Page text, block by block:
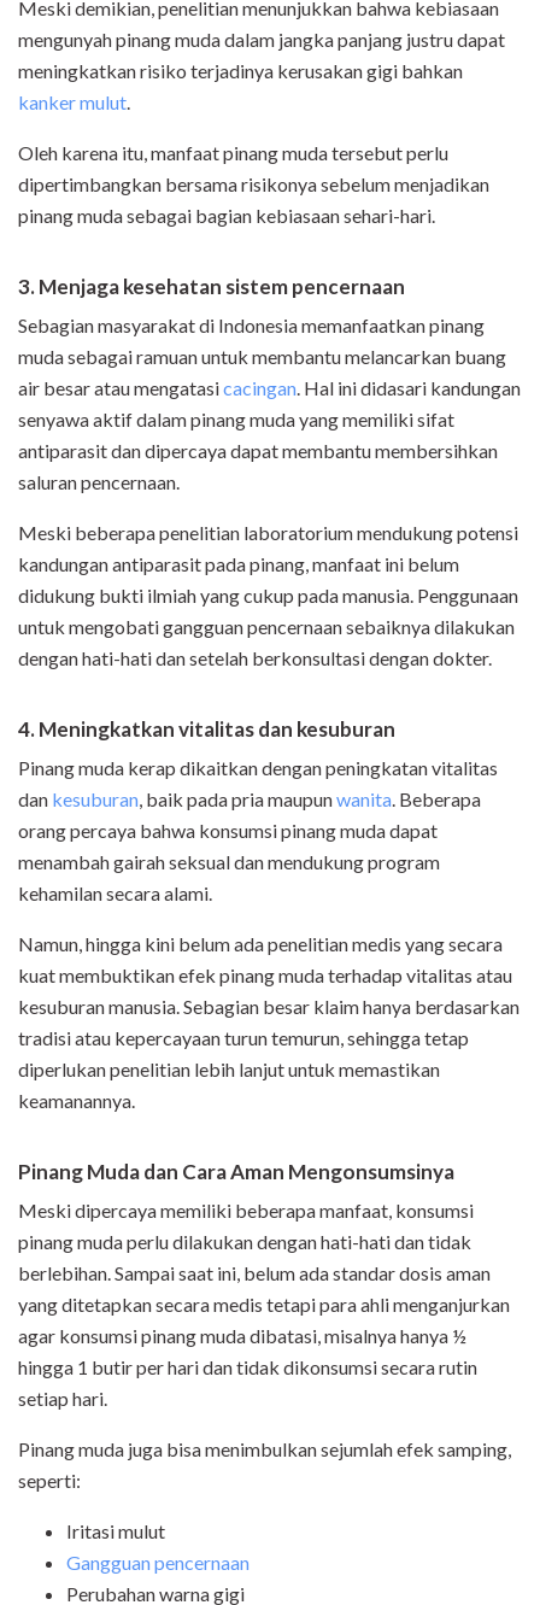
Meski demikian, penelitian menunjukkan bahwa kebiasaan
mengunyah pinang muda dalam jangka panjang justru dapat
meningkatkan risiko terjadinya kerusakan gigi bahkan
kanker mulut.
Oleh karena itu, manfaat pinang muda tersebut perlu
dipertimbangkan bersama risikonya sebelum menjadikan
pinang muda sebagai bagian kebiasaan sehari-hari.
3. Menjaga kesehatan sistem pencernaan
Sebagian masyarakat di Indonesia memanfaatkan pinang
muda sebagai ramuan untuk membantu melancarkan buang
air besar atau mengatasicacingan. Hal ini didasari kandungan
senyawa aktif dalam pinang muda yang memiliki sifat
antiparasit dan dipercaya dapat membantu membersihkan
saluran pencernaan.
Meski beberapa penelitian laboratorium mendukung potensi
kandungan antiparasit pada pinang, manfaat ini belum
didukung bukti ilmiah yang cukup pada manusia. Penggunaan
untuk mengobati gangguan pencernaan sebaiknya dilakukan
dengan hati-hati dan setelah berkonsultasi dengan dokter.
4. Meningkatkan vitalitas dan kesuburan
Pinang muda kerap dikaitkan dengan peningkatan vitalitas
dan kesuburan, baik pada pria maupunwanita. Beberapa
orang percaya bahwa konsumsi pinang muda dapat
menambah gairah seksual dan mendukung program
kehamilan secara alami.
Namun, hingga kini belum ada penelitian medis yang secara
kuat membuktikan efek pinang muda terhadap vitalitas atau
kesuburan manusia. Sebagian besar klaim hanya berdasarkan
tradisi atau kepercayaan turun temurun, sehingga tetap
diperlukan penelitian lebih lanjut untuk memastikan
keamanannya.
Pinang Muda dan Cara Aman Mengonsumsinya
Meski dipercaya memiliki beberapa manfaat, konsumsi
pinang muda perlu dilakukan dengan hati-hati dan tidak
berlebihan. Sampai saat ini, belum ada standar dosis aman
yang ditetapkan secara medis tetapi para ahli menganjurkan
agar konsumsi pinang muda dibatasi, misalnya hanya ½
hingga 1 butir per hari dan tidak dikonsumsi secara rutin
setiap hari.
Pinang muda juga bisa menimbulkan sejumlah efek samping,
seperti:
Iritasi mulut
Gangguan pencernaan
Perubahan warna gigi